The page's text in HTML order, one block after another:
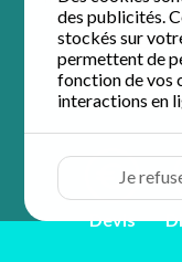
des publicités.
stockés sur
permettent de
fonction de vos
interactions en
Je
Bordeaux Sud
Devis